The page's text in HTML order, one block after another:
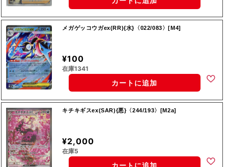
メガゲッコウガex(RR){水}〈022/083〉[M4]
¥100
在庫1341
カートに追加
キチキギスex(SAR){悪}〈244/193〉[M2a]
¥2,000
在庫5
カートに追加